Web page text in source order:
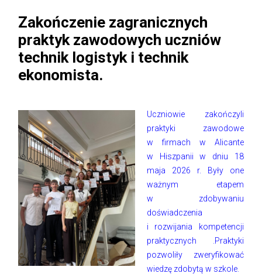
Zakończenie zagranicznych
praktyk zawodowych uczniów
technik logistyk i technik
ekonomista.
Uczniowie zakończyli
praktyki zawodowe
w firmach w Alicante
w Hiszpanii w dniu 18
maja 2026 r. Były one
ważnym etapem
w zdobywaniu
doświadczenia
i rozwijania kompetencji
praktycznych .Praktyki
pozwoliły zweryfikować
wiedzę zdobytą w szkole.